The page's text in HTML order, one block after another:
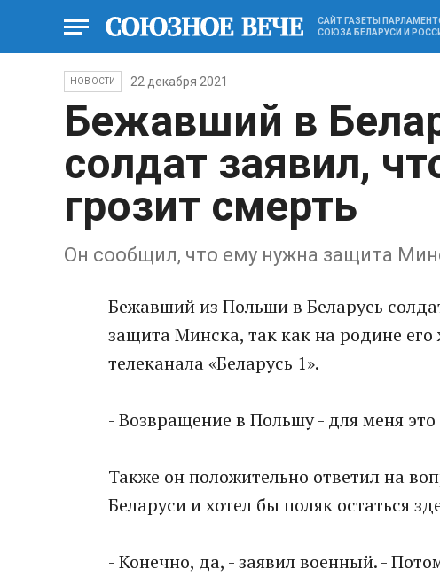
САЙТ ГАЗЕТЫ
СОЮЗА БЕЛАРУСИ И
НОВОСТИ 22 декабря 2021
Бежавший в
солдат заявил,
грозит смерть
Он сообщил, что ему нужна защита
Бежавший из Польши в Беларусь
защита Минска, так как на родине
телеканала «Беларусь 1».
- Возвращение в Польшу - для меня это
Также он положительно ответил на
Беларуси и хотел бы поляк остаться
- Конечно, да, - заявил военный. -